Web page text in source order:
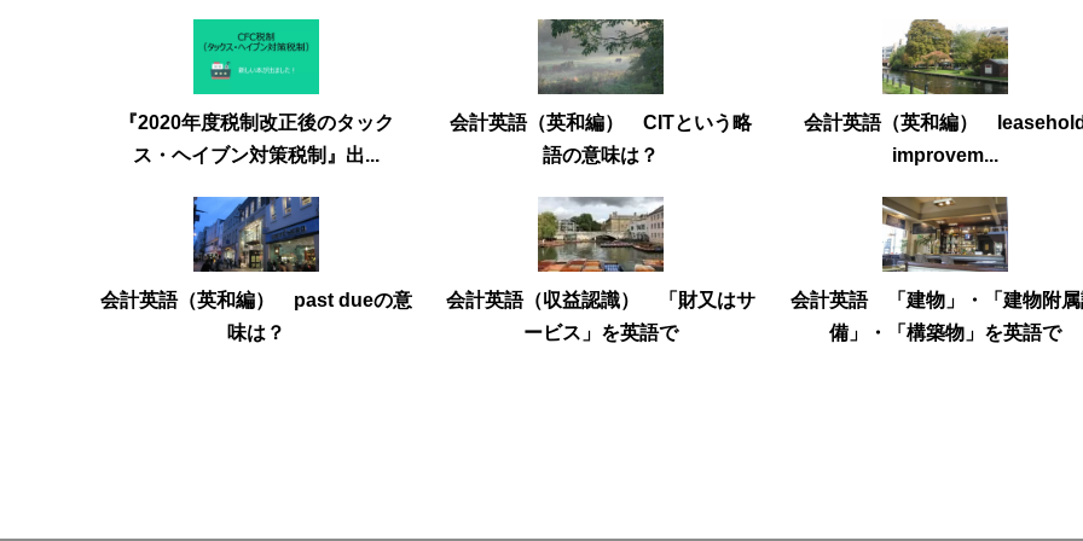
『2020年度税制改正後のタック
ス・ヘイブン対策税制』出...
会計英語（英和編） CITという略
語の意味は？
会計英語（英和編）
improvem...
会計英語（英和編） past dueの意
味は？
会計英語（収益認識） 「財又はサ
ービス」を英語で
会計英語 「建物」・「建物附
備」・「構築物」を英語で